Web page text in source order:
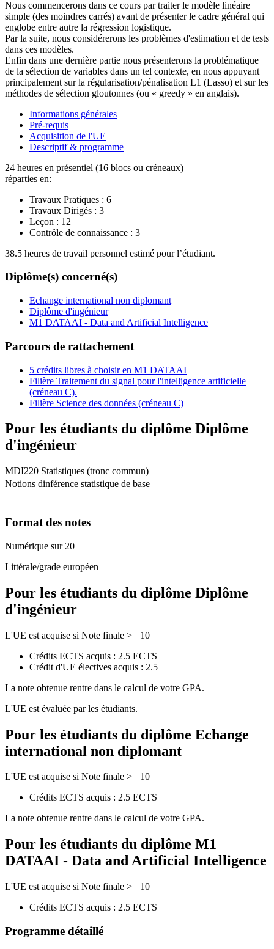
Nous commencerons dans ce cours par traiter le modèle linéaire
simple (des moindres carrés) avant de présenter le cadre général qui
englobe entre autre la régression logistique.
Par la suite, nous considérerons les problèmes d'estimation et de tests
dans ces modèles.
Enfin dans une dernière partie nous présenterons la problématique
de la sélection de variables dans un tel contexte, en nous appuyant
principalement sur la régularisation/pénalisation L1 (Lasso) et sur les
méthodes de sélection gloutonnes (ou « greedy » en anglais).
Informations générales
Pré-requis
Acquisition de l'UE
Descriptif & programme
24 heures en présentiel (16 blocs ou créneaux)
réparties en:
Travaux Pratiques : 6
Travaux Dirigés : 3
Leçon : 12
Contrôle de connaissance : 3
38.5 heures de travail personnel estimé pour l’étudiant.
Diplôme(s) concerné(s)
Echange international non diplomant
Diplôme d'ingénieur
M1 DATAAI - Data and Artificial Intelligence
Parcours de rattachement
5 crédits libres à choisir en M1 DATAAI
Filière Traitement du signal pour l'intelligence artificielle
(créneau C).
Filière Science des données (créneau C)
Pour les étudiants du diplôme Diplôme
d'ingénieur
MDI220 Statistiques (tronc commun)
Notions dinférence statistique de base
Format des notes
Numérique sur 20
Littérale/grade européen
Pour les étudiants du diplôme Diplôme
d'ingénieur
L'UE est acquise si Note finale >= 10
Crédits ECTS acquis : 2.5 ECTS
Crédit d'UE électives acquis : 2.5
La note obtenue rentre dans le calcul de votre GPA.
L'UE est évaluée par les étudiants.
Pour les étudiants du diplôme Echange
international non diplomant
L'UE est acquise si Note finale >= 10
Crédits ECTS acquis : 2.5 ECTS
La note obtenue rentre dans le calcul de votre GPA.
Pour les étudiants du diplôme M1
DATAAI - Data and Artificial Intelligence
L'UE est acquise si Note finale >= 10
Crédits ECTS acquis : 2.5 ECTS
Programme détaillé